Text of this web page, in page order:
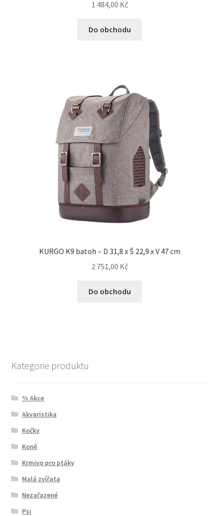
1 484,00 Kč
Do obchodu
KURGO K9 batoh – D 31,8 x Š 22,9 x V 47 cm
2 751,00 Kč
Do obchodu
Kategorie produktu
% Akce
Akvaristika
Kočky
Koně
Krmivo pro ptáky
Malá zvířata
Nezařazené
Psi